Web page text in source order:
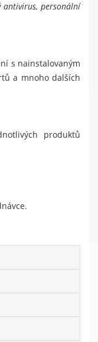
antivirus, personální
s nainstalovaným
a mnoho dalších
produktů